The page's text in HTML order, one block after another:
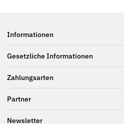
Informationen
Gesetzliche Informationen
Zahlungsarten
Partner
Newsletter